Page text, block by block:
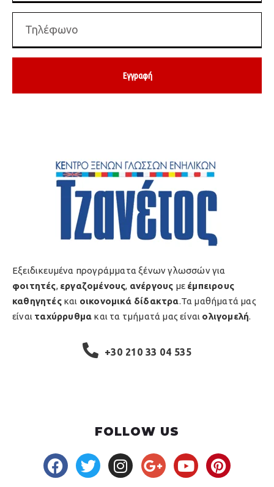
Εγγραφή
Εξειδικευμένα προγράμματα ξένων γλωσσών για
φοιτητές, εργαζομένους, ανέργους με έμπειρους
καθηγητέςκαι οικονομικά δίδακτρα.Τα μαθήματά μας
είναι ταχύρρυθμα και τα τμήματά μας είναι ολιγομελή.
+30 210 33 04 535
FOLLOW US